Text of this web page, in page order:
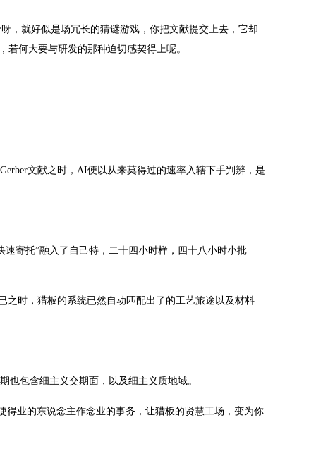
，就好似是场冗长的猜谜游戏，你把文献提交上去，它却
何大要与研发的那种迫切感契得上呢。
文献之时，AI便以从来莫得过的速率入辖下手判辨，是
寄托”融入了自己特，二十四小时样，四十八小时小批
时，猎板的系统已然自动匹配出了的工艺旅途以及材料
也包含细主义交期面，以及细主义质地域。
得业的东说念主作念业的事务，让猎板的贤慧工场，变为你